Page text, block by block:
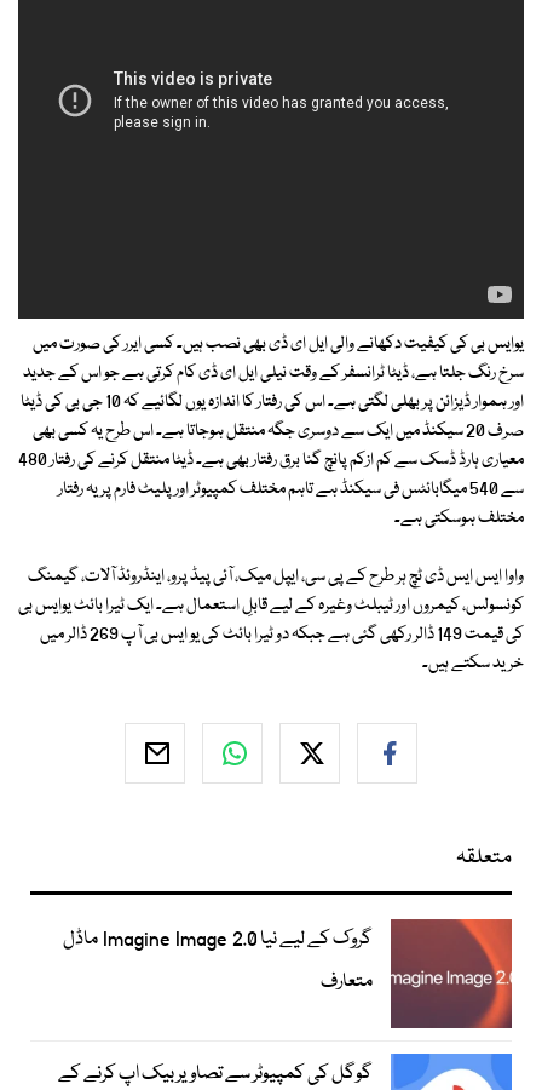
یوایس بی کی کیفیت دکھانے والی ایل ای ڈی بھی نصب ہیں۔ کسی ایرر کی صورت میں
سرخ رنگ جلتا ہے، ڈیٹا ٹرانسفر کے وقت نیلی ایل ای ڈی کام کرتی ہے جو اس کے جدید
اور ہموار ڈیزائن پر بھلی لگتی ہے۔ اس کی رفتار کا اندازہ یوں لگائیے کہ 10 جی بی کی ڈیٹا
صرف 20 سیکنڈ میں ایک سے دوسری جگہ منتقل ہوجاتا ہے۔ اس طرح یہ کسی بھی
معیاری ہارڈ ڈسک سے کم ازکم پانچ گنا برق رفتار بھی ہے۔ ڈیٹا منتقل کرنے کی رفتار 480
سے 540 میگابائٹس فی سیکنڈ ہے تاہم مختلف کمپیوٹر اور پلیٹ فارم پر یہ رفتار
مختلف ہوسکتی ہے۔
واوا ایس ایس ڈی ٹچ ہر طرح کے پی سی، ایپل میک، آئی پیڈ پرو، اینڈروئڈ آلات، گیمنگ
کونسولس، کیمروں اور ٹیبلٹ وغیرہ کے لیے قابلِ استعمال ہے۔ ایک ٹیرا بائٹ یوایس بی
کی قیمت 149 ڈالر رکھی گئی ہے جبکہ دو ٹیرا بائٹ کی یو ایس بی آپ 269 ڈالر میں
خرید سکتے ہیں۔
متعلقہ
گروک کے لیے نیا Imagine Image 2.0 ماڈل
متعارف
گوگل کی کمپیوٹر سے تصاویر بیک اپ کرنے کے